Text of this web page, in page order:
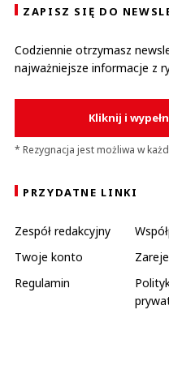
ZAPISZ SIĘ DO
Codziennie otrzymasz
najważniejsze informacje z
Kliknij i
* Rezygnacja jest możliwa w
PRZYDATNE LINKI
Zespół redakcyjny
Twoje konto
Regulamin